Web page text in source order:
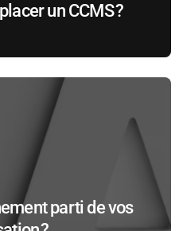
un CCMS ?
parti de vos